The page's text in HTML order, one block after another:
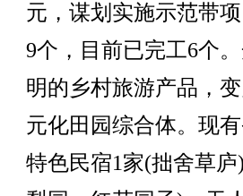
元，谋划实施示范带
9个，目前已完工6个
明的乡村旅游产品，
元化田园综合体。现
特色民宿1家(拙舍草